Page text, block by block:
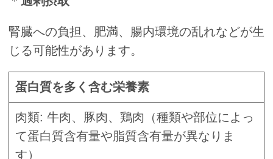
腎臓への負担、肥満、腸内環境の乱れなどが生
じる可能性があります。
蛋白質を多く含む栄養素
肉類: 牛肉、豚肉、鶏肉（種類や部位によっ
て蛋白質含有量や脂質含有量が異なりま
す）